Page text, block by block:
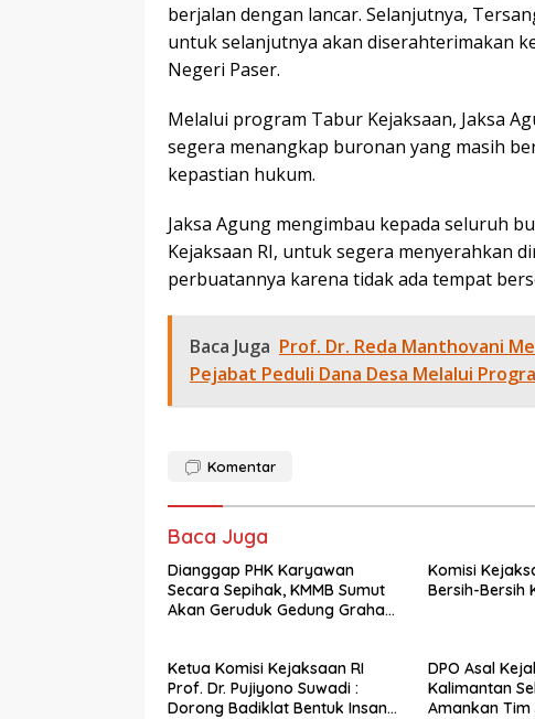
berjalan dengan lancar. Selanjutnya,
untuk selanjutnya akan diserahterimakan
Negeri Paser.
Melalui program Tabur Kejaksaan, Jaksa
segera menangkap buronan yang masih
kepastian hukum.
Jaksa Agung mengimbau kepada seluruh
Kejaksaan RI, untuk segera menyerahkan
perbuatannya karena tidak ada tempat
Baca Juga Prof. Dr. Reda Manthovani
Pejabat Peduli Dana Desa Melalui
Komentar
Baca Juga
Dianggap PHK Karyawan
Secara Sepihak, KMMB Sumut
Akan Geruduk Gedung Graha
Komisi
Bersih-Bersih
Ketua Komisi Kejaksaan RI
Prof. Dr. Pujiyono Suwadi :
Dorong Badiklat Bentuk Insan
DPO Asal
Kalimantan
Amankan Tim